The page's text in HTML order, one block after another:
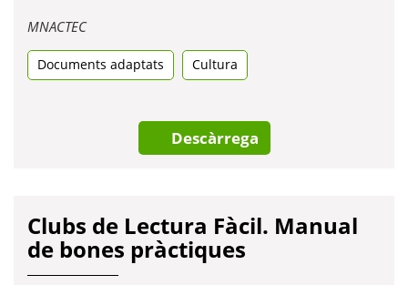
MNACTECObre
una
pestanya
Documents adaptats Cultura
Descàrrega
Clubs de Lectura Fàcil. Manual
de bones pràctiques